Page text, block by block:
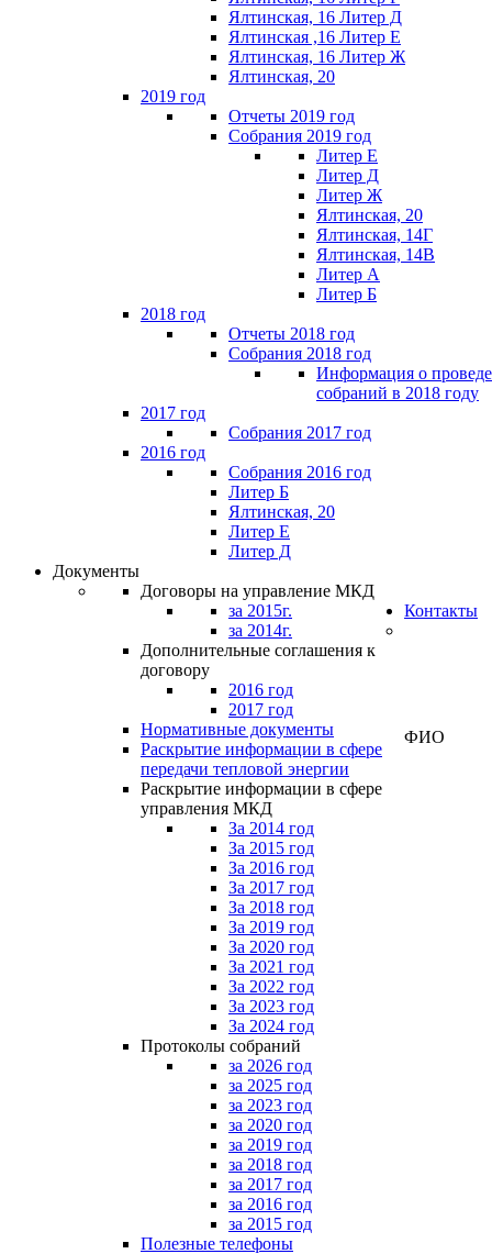
Ялтинская, 16 Литер Д
Ялтинская ,16 Литер Е
Ялтинская, 16 Литер Ж
Ялтинская, 20
2019 год
Отчеты 2019 год
Собрания 2019 год
Литер Е
Литер Д
Литер Ж
Ялтинская, 20
Ялтинская, 14Г
Ялтинская, 14В
Литер А
Литер Б
2018 год
Отчеты 2018 год
Собрания 2018 год
Информация о
собраний в 2018 году
2017 год
Собрания 2017 год
2016 год
Собрания 2016 год
Литер Б
Ялтинская, 20
Литер Е
Литер Д
Документы
Договоры на управление МКД
за 2015г.
за 2014г.
Дополнительные соглашения к
договору
2016 год
2017 год
Нормативные документы
Раскрытие информации в сфере
передачи тепловой энергии
Раскрытие информации в сфере
управления МКД
За 2014 год
За 2015 год
За 2016 год
За 2017 год
За 2018 год
За 2019 год
За 2020 год
За 2021 год
За 2022 год
За 2023 год
За 2024 год
Протоколы собраний
за 2026 год
за 2025 год
за 2023 год
за 2020 год
за 2019 год
за 2018 год
за 2017 год
за 2016 год
за 2015 год
Контакты
Полезные телефоны
ФИО